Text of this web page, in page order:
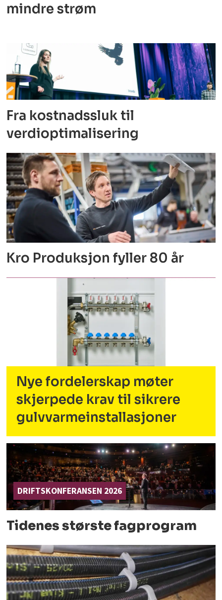
mindre strøm
Fra kostnadssluk til
verdioptimalisering
Kro Produksjon fyller 80 år
Nye fordelerskap møter
skjerpede krav til sikrere
gulvvarmeinstallasjoner
DRIFTSKONFERANSEN 2026
Tidenes største fagprogram